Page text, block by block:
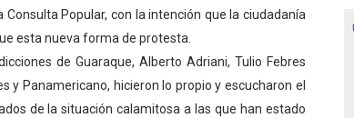
de origami
Mundial de la Lactancia Materna
brinda recreación y cultura a niños del
Popular, con la intención que la ciudadanía
esta nueva forma de protesta.
de Guaraque, Alberto Adriani, Tulio Febres
y Panamericano, hicieron lo propio y escucharon el
de la situación calamitosa a las que han estado